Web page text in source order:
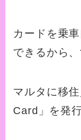
カードを乗
できるから 、
マルタに移
Card」 を発